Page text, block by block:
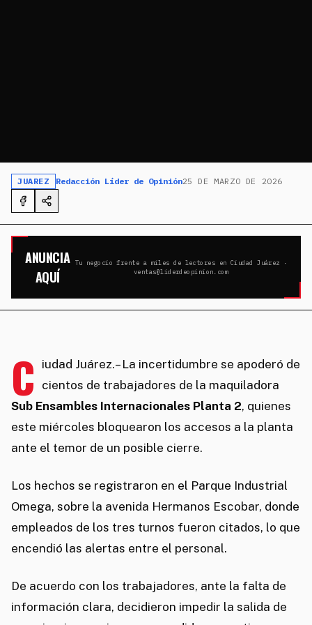
JUAREZ Redacción Líder de Opinión25 DE MARZO DE 2026
ANUNCIA
AQUÍ
Tu negocio frente a miles de lectores en Ciudad Juárez ·
ventas@liderdeopinion.com
C
iudad Juárez.– La incertidumbre se apoderó de
cientos de trabajadores de la maquiladora
Sub Ensambles Internacionales Planta 2, quienes
este miércoles bloquearon los accesos a la planta
ante el temor de un posible cierre.
Los hechos se registraron en el Parque Industrial
Omega, sobre la avenida Hermanos Escobar, donde
empleados de los tres turnos fueron citados, lo que
encendió las alertas entre el personal.
De acuerdo con los trabajadores, ante la falta de
información clara, decidieron impedir la salida de